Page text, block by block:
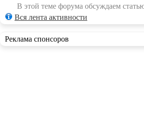
В этой теме форума обсуждаем
Вся лента активности
Реклама спонсоров